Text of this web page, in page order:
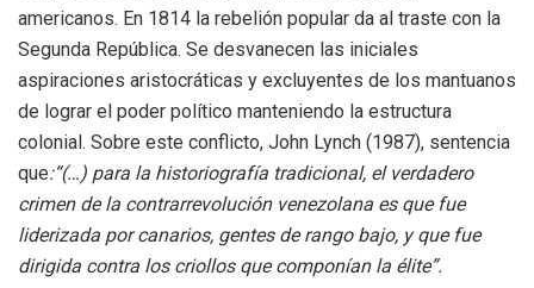
americanos. En 1814 la rebelión popular da al traste con la
Segunda República. Se desvanecen las iniciales
aspiraciones aristocráticas y excluyentes de los mantuanos
de lograr el poder político manteniendo la estructura
colonial. Sobre este conflicto, John Lynch (1987), sentencia
que:“(…) para la historiografía tradicional, el verdadero
crimen de la contrarrevolución venezolana es que fue
liderizada por canarios, gentes de rango bajo, y que fue
dirigida contra los criollos que componían la élite”.